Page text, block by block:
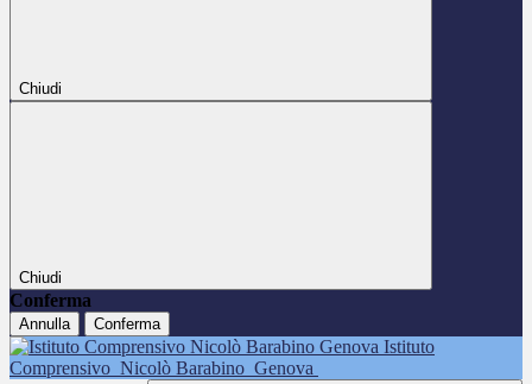
Chiudi
Chiudi
Conferma
Annulla Conferma
Istituto
Comprensivo Nicolò Barabino Genova